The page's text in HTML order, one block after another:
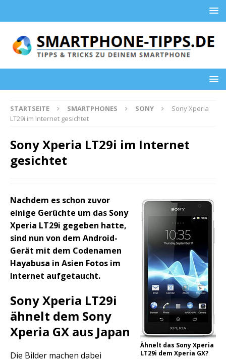
STARTSEITE SMARTPHONES SONY
Sony Xperia
LT29i im Internet gesichtet
Sony Xperia LT29i im Internet
gesichtet
Ähnelt das Sony Xperia
LT29i dem Xperia GX?
Nachdem es schon zuvor
einige Gerüchte um das Sony
Xperia LT29i gegeben hatte,
sind nun von dem Android-
Gerät mit dem Codenamen
Hayabusa in Asien Fotos im
Internet aufgetaucht.
Sony Xperia LT29i
ähnelt dem Sony
Xperia GX aus Japan
Die Bilder machen dabei